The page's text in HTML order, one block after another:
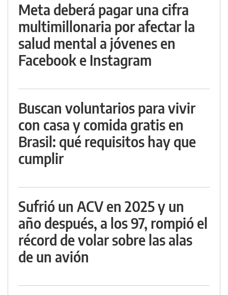
Meta deberá pagar una cifra
multimillonaria por afectar la
salud mental a jóvenes en
Facebook e Instagram
Buscan voluntarios para vivir
con casa y comida gratis en
Brasil: qué requisitos hay que
cumplir
Sufrió un ACV en 2025 y un
año después, a los 97, rompió el
récord de volar sobre las alas
de un avión